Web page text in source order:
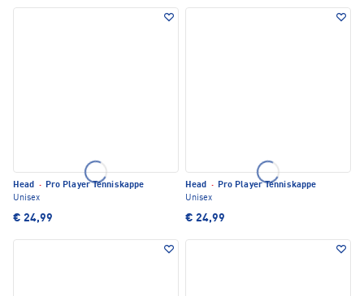
Head · Pro Player Tenniskappe
Unisex
€ 24,99
Head · Pro Player Tenniskappe
Unisex
€ 24,99